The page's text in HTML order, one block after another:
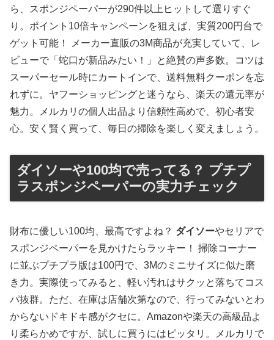
ら、スポンジペーパーが290件以上ヒットして選りすぐ
り。ポイント10倍キャンペーンを狙えば、実質200円台で
ゲット可能！ メーカー直販の3M商品が充実していて、レ
ビューで「蛇口が新品みたい！」と絶賛の声多数。コツは
スーパーセール時にカートインで、送料無料クーポンを忘
れずに。ヤフーショッピングと迷うなら、楽天の還元率が
魅力。メルカリの個人出品より信頼性高めで、初心者安
心。安く賢く買って、毎日の掃除を楽しく変えましょう。
ダイソーや100均で売ってる？ プチプ
ラスポンジペーパーの実力チェック
財布に優しい100均、最高ですよね？ ダイソーやセリアで
スポンジペーパーを見かけたらラッキー！ 掃除コーナー
に並ぶプチプラ版は100円で、3Mのミニサイズに似た磨
き力。実際使ってみると、軽い汚れはサクッと落ちてコス
パ抜群。ただ、在庫は店舗次第なので、行ってみないとわ
からないドキドキ感がクセに。Amazonや楽天の高級品よ
り柔らかめですが、試しに買うにはピッタリ。メルカリで